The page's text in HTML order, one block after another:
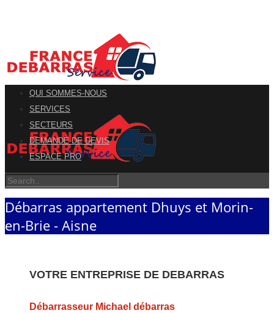
QUI SOMMES-NOUS
SERVICES
SECTEURS
DEMANDE DE DEVIS
ESPACE PRO
Débarras appartement Dhuys et Morin-
en-Brie - Aisne
VOTRE ENTREPRISE DE DEBARRAS
Débarrasseur Michael débarras